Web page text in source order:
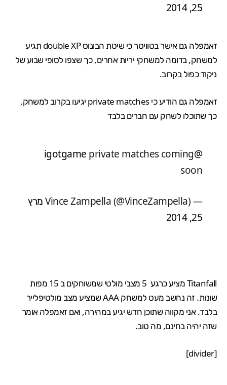
25, 2014
זאמפלה גם אישר בטוויטר
כי שיטת הבונוס double XP תגיע
למשחק, בדומה למשחקי יריות אחרים, כך שצפו לסופי שבוע של
ניקוד כפול בקרוב.
זאמפלה גם הודיע כי private matches יגיעו בקרוב למשחק,
כך שתוכלו לשחק עם חברים בלבד
@igotgame
private matches coming
soon
— Vince Zampella (@VinceZampella)
מרץ
25, 2014
Titanfallמציע כרגע 5 מצבי מולטי שמשוחקים ב 15 מפות
שונות. זה נחשב מעט למשחק AAA שמציע מצב מולטיפלייר
בלבד. אני מקווה שתוכן חדש יגיע במהירה, ואם זאמפלה אומר
שזה יהיה בחינם, מה טוב.
[divider]